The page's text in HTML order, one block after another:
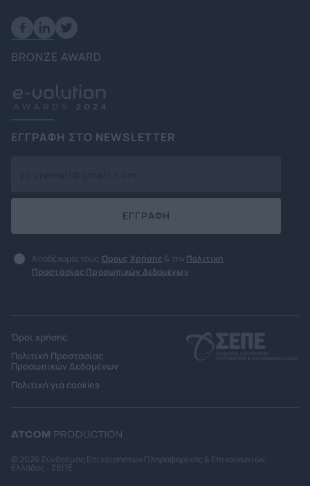
BRONZE AWARD
ΕΓΓΡΑΦΗ ΣΤΟ NEWSLETTER
ΕΓΓΡΑΦΗ
Αποδέχομαι τους Όρους Χρήσης & την Πολιτική
Προστασίας Προσωπικών Δεδομένων
Όροι χρήσης
Πολιτική Προστασίας
Προσωπικών Δεδομένων
Πολιτική για cookies
© 2026 Σύνδεσμος Επιχειρήσεων Πληροφορικής & Επικοινωνιών
Ελλάδας - ΣΕΠΕ